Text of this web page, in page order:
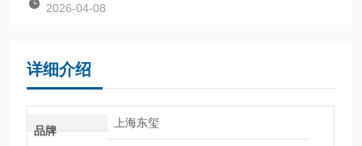
2026-04-08
详细介绍
品牌
上海东玺